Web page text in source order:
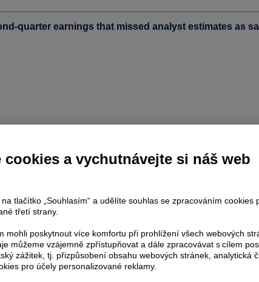
quarter earnings that missed analyst estimates as
cookies a vychutnávejte si náš web
tlačítko „Souhlasím“ a udělíte souhlas se zpracováním cookies
třetí strany.
mohli poskytnout více komfortu při prohlížení všech webových
můžeme vzájemně zpřístupňovat a dále zpracovávat s cílem
zážitek, tj. přizpůsobení obsahu webových stránek, analytická
pro účely personalizované reklamy.